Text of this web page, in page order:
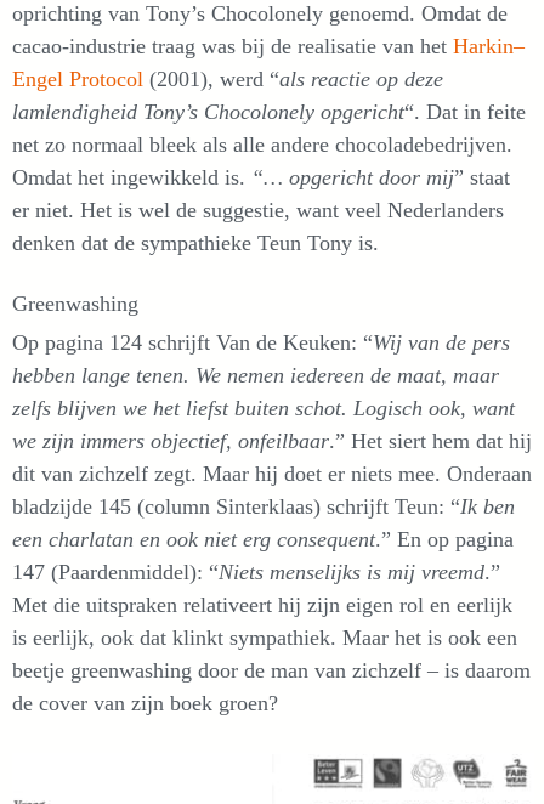
oprichting van Tony’s Chocolonely genoemd. Omdat de
cacao-industrie traag was bij de realisatie van het Harkin–
Engel Protocol (2001), werd “als reactie op deze
lamlendigheid Tony’s Chocolonely opgericht“. Dat in feite
net zo normaal bleek als alle andere chocoladebedrijven.
Omdat het ingewikkeld is. “… opgericht door mij” staat
er niet. Het is wel de suggestie, want veel Nederlanders
denken dat de sympathieke Teun Tony is.
Greenwashing
Op pagina 124 schrijft Van de Keuken: “Wij van de pers
hebben lange tenen. We nemen iedereen de maat, maar
zelfs blijven we het liefst buiten schot. Logisch ook, want
we zijn immers objectief, onfeilbaar.” Het siert hem dat hij
dit van zichzelf zegt. Maar hij doet er niets mee. Onderaan
bladzijde 145 (column Sinterklaas) schrijft Teun: “Ik ben
een charlatan en ook niet erg consequent.” En op pagina
147 (Paardenmiddel): “Niets menselijks is mij vreemd.”
Met die uitspraken relativeert hij zijn eigen rol en eerlijk
is eerlijk, ook dat klinkt sympathiek. Maar het is ook een
beetje greenwashing door de man van zichzelf – is daarom
de cover van zijn boek groen?